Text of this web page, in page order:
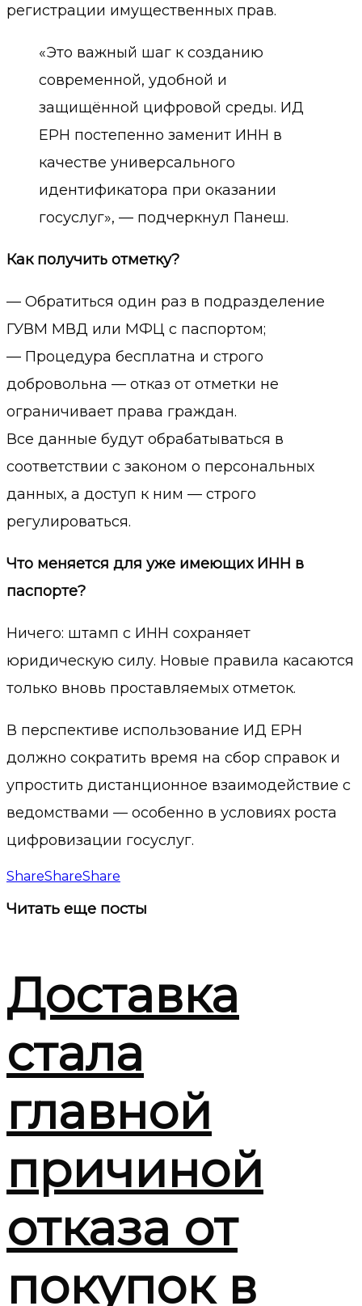
регистрации имущественных прав.
«Это важный шаг к созданию
современной, удобной и
защищённой цифровой среды. ИД
ЕРН постепенно заменит ИНН в
качестве универсального
идентификатора при оказании
госуслуг», — подчеркнул Панеш.
Как получить отметку?
— Обратиться один раз в подразделение
ГУВМ МВД или МФЦ с паспортом;
— Процедура бесплатна и строго
добровольна — отказ от отметки не
ограничивает права граждан.
Все данные будут обрабатываться в
соответствии с законом о персональных
данных, а доступ к ним — строго
регулироваться.
Что меняется для уже имеющих ИНН в
паспорте?
Ничего: штамп с ИНН сохраняет
юридическую силу. Новые правила касаются
только вновь проставляемых отметок.
В перспективе использование ИД ЕРН
должно сократить время на сбор справок и
упростить дистанционное взаимодействие с
ведомствами — особенно в условиях роста
цифровизации госуслуг.
ShareShareShare
Читать еще посты
Доставка
стала
главной
причиной
отказа от
покупок в